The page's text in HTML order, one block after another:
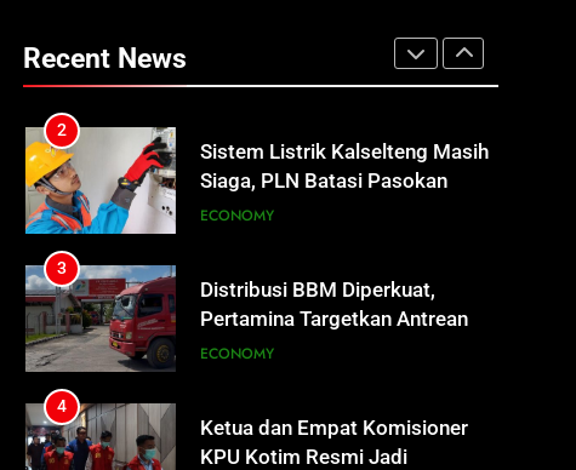
Recent News
Sistem Listrik Kalselteng Masih
Siaga, PLN Batasi Pasokan
3
Distribusi BBM Diperkuat,
Pertamina Targetkan Antrean di
4
Ketua dan Empat Komisioner
KPU Kotim Resmi Jadi
5
Presiden Prabowo Minta Bahlil